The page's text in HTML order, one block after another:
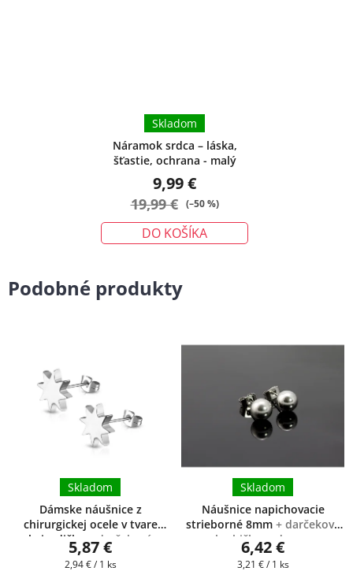
Náramok srdca – láska,
šťastie, ochrana - malý
Skladom
9,99 €
19,99 € (–50 %)
DO KOŠÍKA
Podobné produkty
Dámske náušnice z
chirurgickej ocele v tvare
hviezdičky+ darčeková
krabička zadarmo
Skladom
5,87 €
Jednotková
2,94 € / 1 ks
Náušnice napichovacie
strieborné 8mm + darčeková
krabička zadarmo
Skladom
6,42 €
Jednotková
3,21 € / 1 ks